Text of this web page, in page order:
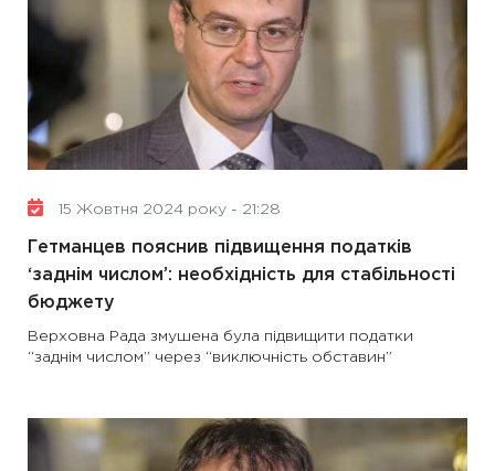
15 Жовтня 2024 року - 21:28
Гетманцев пояснив підвищення податків
‘заднім числом’: необхідність для стабільності
бюджету
Верховна Рада змушена була підвищити податки
“заднім числом” через “виключність обставин”